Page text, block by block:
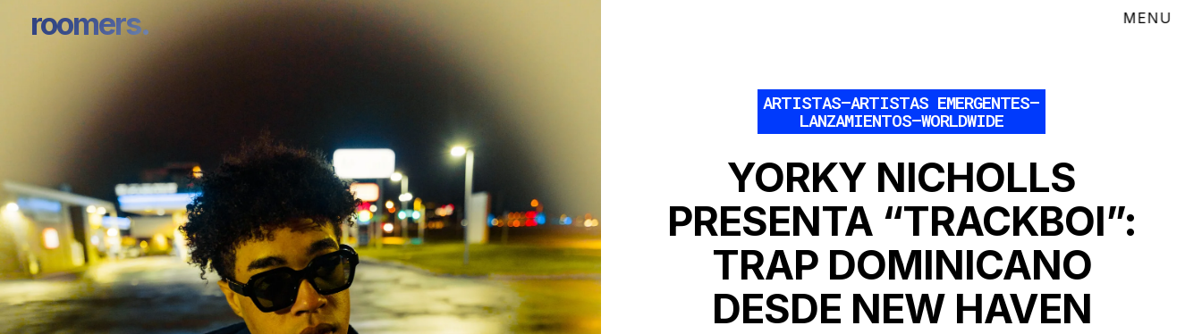
roomers.
ARTISTAS–ARTISTAS EMERGENTES–
LANZAMIENTOS–WORLDWIDE
YORKY NICHOLLS
PRESENTA “TRACKBOI”:
TRAP DOMINICANO
DESDE NEW HAVEN